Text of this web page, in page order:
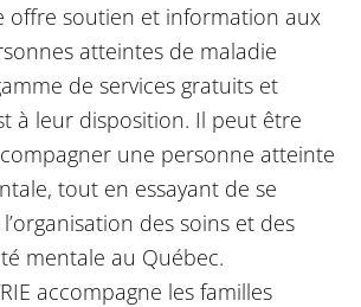
offre soutien et information aux
atteintes de maladie
de services gratuits et
à leur disposition. Il peut être
une personne atteinte
tout en essayant de se
des soins et des
mentale au Québec.
accompagne les familles